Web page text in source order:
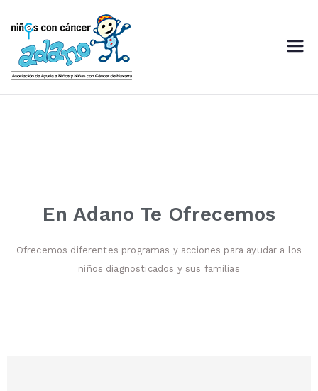
Asociación de Ayuda a Niños
En Adano Te Ofrecemos
Ofrecemos diferentes programas y acciones para ayudar a los
niños diagnosticados y sus familias